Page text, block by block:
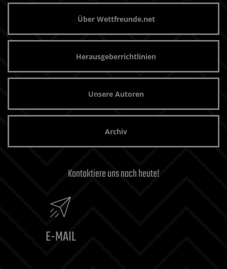
Über Wettfreunde.net
Herausgeberrichtlinien
Unsere Autoren
Archiv
Kontaktiere uns noch heute!
E-MAIL